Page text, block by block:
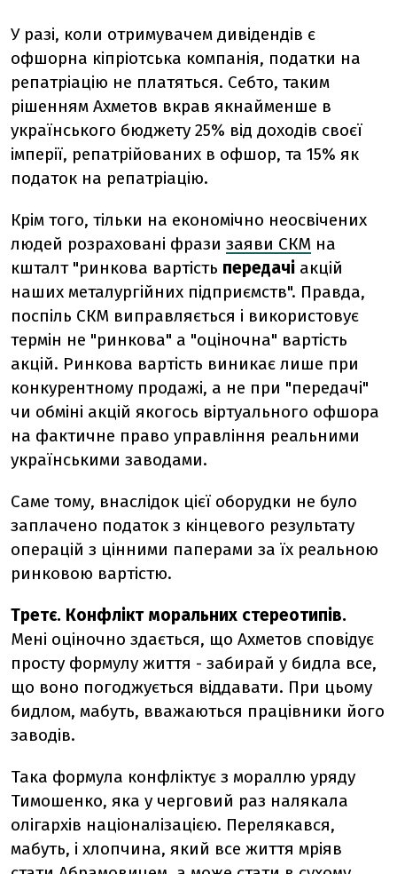
У разі, коли отримувачем дивідендів є
офшорна кіпріотська компанія, податки на
репатріацію не платяться. Себто, таким
рішенням Ахметов вкрав якнайменше в
українського бюджету 25% від доходів своєї
імперії, репатрійованих в офшор, та 15% як
податок на репатріацію.
Крім того, тільки на економічно неосвічених
людей розраховані фрази заяви СКМ на
кшталт "ринкова вартість передачі акцій
наших металургійних підприємств". Правда,
поспіль СКМ виправляється і використовує
термін не "ринкова" а "оціночна" вартість
акцій. Ринкова вартість виникає лише при
конкурентному продажі, а не при "передачі"
чи обміні акцій якогось віртуального офшора
на фактичне право управління реальними
українськими заводами.
Саме тому, внаслідок цієї оборудки не було
заплачено податок з кінцевого результату
операцій з цінними паперами за їх реальною
ринковою вартістю.
Третє. Конфлікт моральних стереотипів.
Мені оціночно здається, що Ахметов сповідує
просту формулу життя - забирай у бидла все,
що воно погоджується віддавати. При цьому
бидлом, мабуть, вважаються працівники його
заводів.
Така формула конфліктує з мораллю уряду
Тимошенко, яка у черговий раз налякала
олігархів націоналізацією. Перелякався,
мабуть, і хлопчина, який все життя мріяв